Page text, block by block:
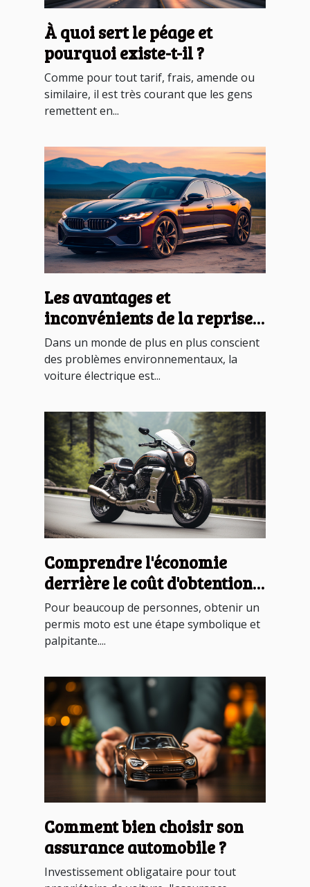
À quoi sert le péage et
pourquoi existe-t-il ?
Comme pour tout tarif, frais, amende ou
similaire, il est très courant que les gens
remettent en...
Les avantages et
inconvénients de la reprise
d'une voiture électrique
Dans un monde de plus en plus conscient
des problèmes environnementaux, la
voiture électrique est...
Comprendre l'économie
derrière le coût d'obtention
du permis moto en France
Pour beaucoup de personnes, obtenir un
permis moto est une étape symbolique et
palpitante....
Comment bien choisir son
assurance automobile ?
Investissement obligataire pour tout